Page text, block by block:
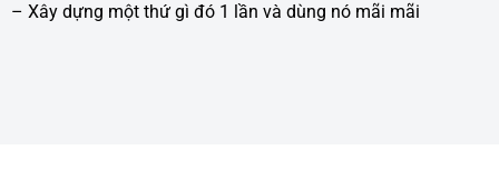
– Xây dựng một thứ gì đó 1 lần và dùng nó mãi mãi